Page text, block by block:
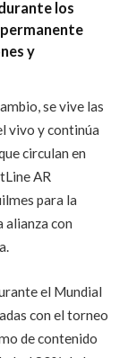
los
y
se vive las
vivo y continúa
circulan en
AR
para la
alianza con
el Mundial
con el torneo
de contenido